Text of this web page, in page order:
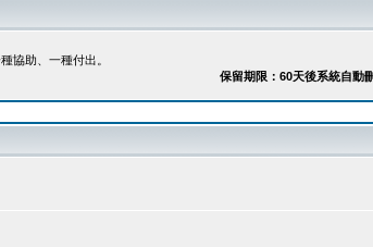
協助、一種付出。
保留期限：60天後系統自動刪除